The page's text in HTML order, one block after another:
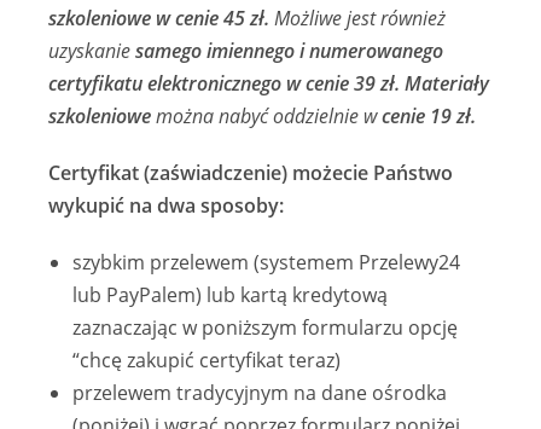
szkoleniowe w cenie 45 zł.Możliwe jest również
uzyskaniesamego imiennego i numerowanego
certyfikatu elektronicznego w cenie 39 zł. Materiały
szkoleniowemożna nabyć oddzielnie wcenie 19 zł.
Certyfikat (zaświadczenie) możecie Państwo
wykupić na dwa sposoby:
szybkim przelewem (systemem Przelewy24
lub PayPalem) lub kartą kredytową
zaznaczając w poniższym formularzu opcję
“chcę zakupić certyfikat teraz)
przelewem tradycyjnym na dane ośrodka